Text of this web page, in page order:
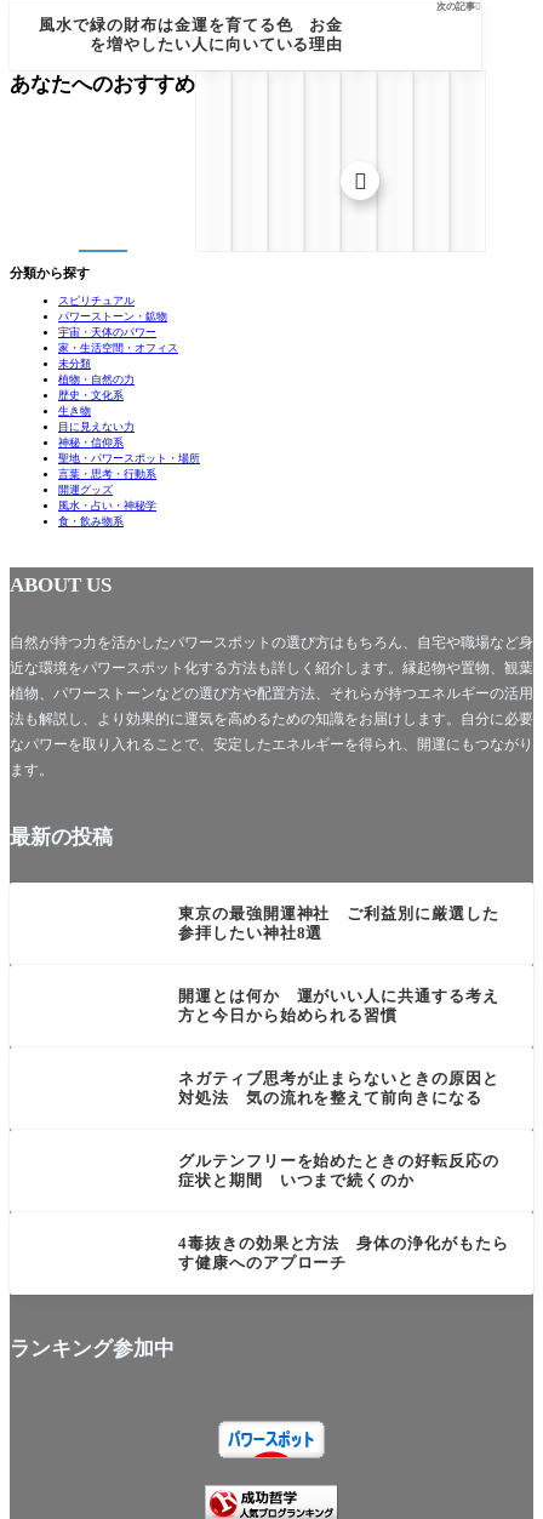
次の記事
風水で緑の財布は金運を育てる色 お金
を増やしたい人に向いている理由
分類から探す
スピリチュアル
パワーストーン・鉱物
宇宙・天体のパワー
家・生活空間・オフィス
未分類
植物・自然の力
歴史・文化系
生き物
目に見えない力
神秘・信仰系
聖地・パワースポット・場所
言葉・思考・行動系
開運グッズ
風水・占い・神秘学
食・飲み物系
あなたへのおすすめ

ABOUT US
自然が持つ力を活かしたパワースポットの選び方はもちろん、自宅や職場など身
近な環境をパワースポット化する方法も詳しく紹介します。縁起物や置物、観葉
植物、パワーストーンなどの選び方や配置方法、それらが持つエネルギーの活用
法も解説し、より効果的に運気を高めるための知識をお届けします。自分に必要
なパワーを取り入れることで、安定したエネルギーを得られ、開運にもつながり
ます。
最新の投稿
未分類
東京の最強開運神社 ご利益別に厳選した
参拝したい神社8選
開運とは何か 運がいい人に共通する考え
方と今日から始められる習慣
ネガティブ思考が止まらないときの原因と
対処法 気の流れを整えて前向きになる
グルテンフリーを始めたときの好転反応の
症状と期間 いつまで続くのか
4毒抜きの効果と方法 身体の浄化がもたら
す健康へのアプローチ
ランキング参加中